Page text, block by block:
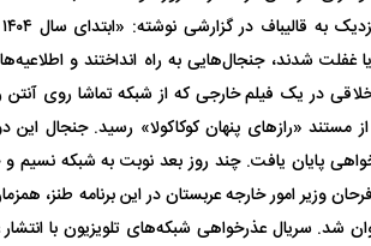
غفلت شدند، جنجال‌هایی به راه انداختند و
در یک فیلم خارجی که از شبکه تماشا روی
«راز‌های پنهان کوکاکولا» رسید. جنجال این
پایان یافت. چند روز بعد نوبت به شبکه
وزیر امور خارجه عربستان در این برنامه طنز،
شد. سریال عذرخواهی شبکه‌های تلویزیون با